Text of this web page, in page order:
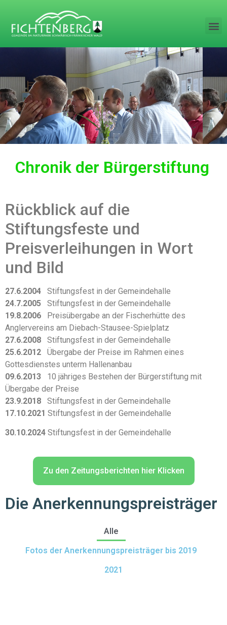
Chronik der Bürgerstiftung
Rückblick auf die
Stiftungsfeste und
Preisverleihungen in Wort
und Bild
27.6.2004
Stiftungsfest in der Gemeindehalle
24.7.2005
Stiftungsfest in der Gemeindehalle
19.8.2006
Preisübergabe an der Fischerhütte des
Anglervereins am Diebach-Stausee-Spielplatz
27.6.2008
Stiftungsfest in der Gemeindehalle
25.6.2012
Übergabe der Preise im Rahmen eines
Gottesdienstes unterm Hallenanbau
09.6.2013
10 jähriges Bestehen der Bürgerstiftung mit
Übergabe der Preise
23.9.2018
Stiftungsfest in der Gemeindehalle
17.10.2021 Stiftungsfest in der Gemeindehalle
30.10.2024 Stiftungsfest in der Gemeindehalle
Zu den Zeitungsberichten hier Klicken
Die Anerkennungspreisträger
Alle
Fotos der Anerkennungspreisträger bis 2019
2021